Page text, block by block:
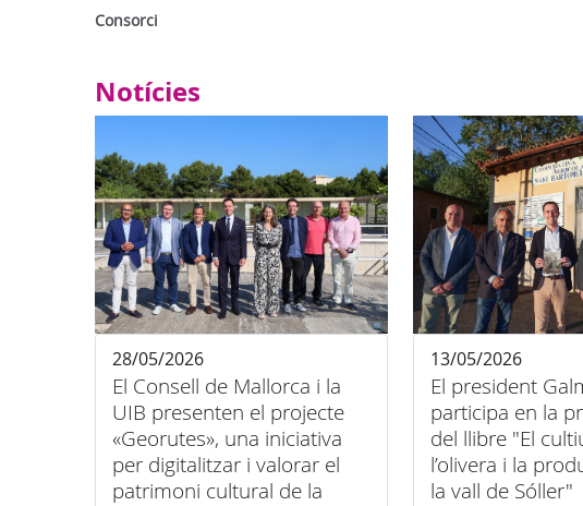
Consorci
Notícies
El Consell de Mallorca i la
UIB presenten el projecte
«Georutes», una iniciativa
per digitalitzar i valorar el
patrimoni cultural de la
28/05/2026
El president
participa en la
del llibre "El
l’olivera i la
la vall de Sóller"
13/05/2026